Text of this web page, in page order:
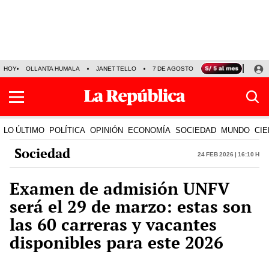
HOY OLLANTA HUMALA JANET TELLO 7 DE AGOSTO TINKA RESULTADOS
LO ÚLTIMO POLÍTICA OPINIÓN ECONOMÍA SOCIEDAD MUNDO
Sociedad 24 Feb 2026 | 16:10 h
Examen de admisión UNFV
será el 29 de marzo: estas son
las 60 carreras y vacantes
disponibles para este 2026